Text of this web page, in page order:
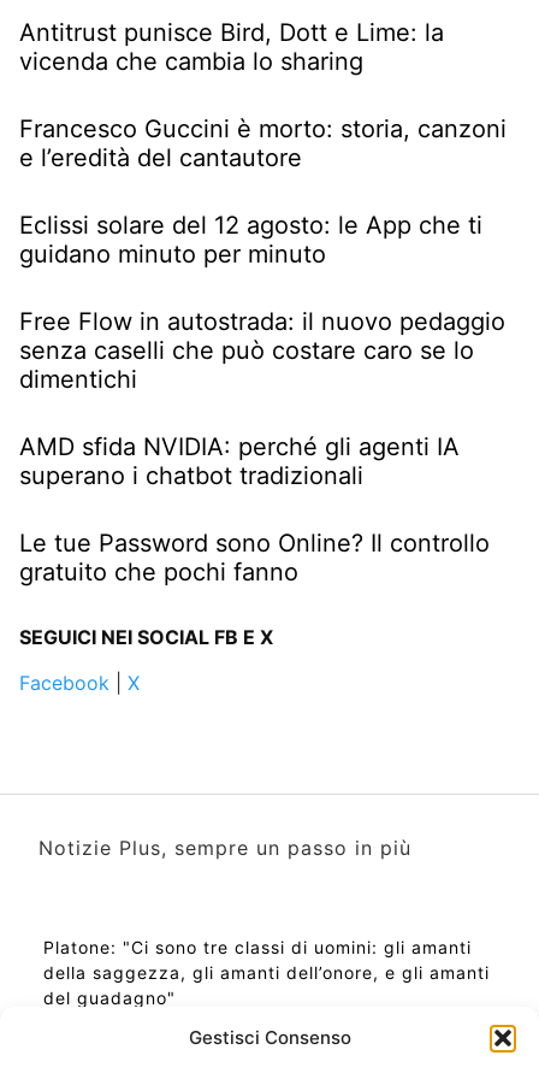
Gestisci Consenso
Antitrust punisce Bird, Dott e Lime: la
vicenda che cambia lo sharing
Francesco Guccini è morto: storia, canzoni
e l’eredità del cantautore
Eclissi solare del 12 agosto: le App che ti
guidano minuto per minuto
Free Flow in autostrada: il nuovo pedaggio
senza caselli che può costare caro se lo
dimentichi
AMD sfida NVIDIA: perché gli agenti IA
superano i chatbot tradizionali
Le tue Password sono Online? Il controllo
gratuito che pochi fanno
SEGUICI NEI SOCIAL FB E X
Facebook
X
Notizie Plus, sempre un passo in più
Platone: "Ci sono tre classi di uomini: gli amanti
della saggezza, gli amanti dell’onore, e gli amanti
del guadagno"